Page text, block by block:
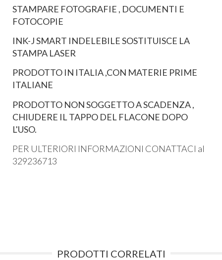
STAMPARE FOTOGRAFIE , DOCUMENTI E
FOTOCOPIE
INK-J SMART INDELEBILE SOSTITUISCE LA
STAMPA LASER
PRODOTTO IN ITALIA ,CON MATERIE PRIME
ITALIANE
PRODOTTO NON SOGGETTO A SCADENZA ,
CHIUDERE IL TAPPO DEL FLACONE DOPO
L'USO.
PER ULTERIORI INFORMAZIONI CONATTACI al
329236713
PRODOTTI CORRELATI